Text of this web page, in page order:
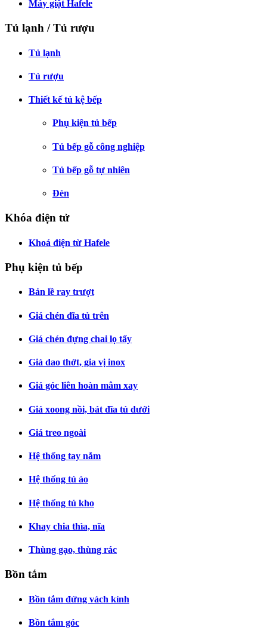
Máy giặt Hafele
Tủ lạnh / Tủ rượu
Tủ lạnh
Tủ rượu
Thiết kế tủ kệ bếp
Phụ kiện tủ bếp
Tủ bếp gỗ công nghiệp
Tủ bếp gỗ tự nhiên
Đèn
Khóa điện tử
Khoá điện từ Hafele
Phụ kiện tủ bếp
Bản lề ray trượt
Giá chén đĩa tủ trên
Giá chén đựng chai lọ tẩy
Giá dao thớt, gia vị inox
Giá góc liên hoàn mâm xay
Giá xoong nồi, bát đĩa tủ dưới
Giá treo ngoài
Hệ thống tay nắm
Hệ thống tủ áo
Hệ thống tủ kho
Khay chia thìa, nĩa
Thùng gạo, thùng rác
Bồn tắm
Bồn tắm đứng vách kính
Bồn tắm góc